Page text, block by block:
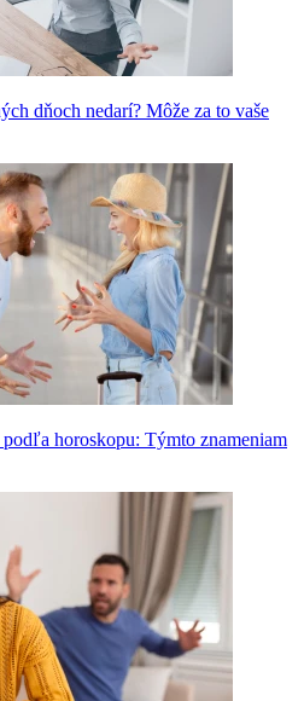
dňoch nedarí? Môže za to vaše
horoskopu: Týmto znameniam